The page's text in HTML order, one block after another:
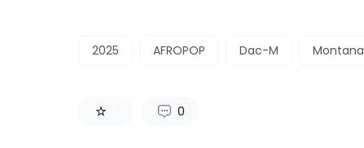
2025 AFROPOP Dac-M Montana
0